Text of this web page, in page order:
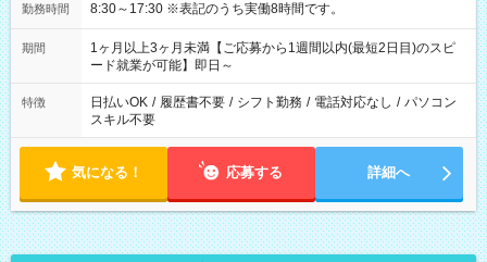
勤務時間 8:30～17:30 ※表記のうち実働8時間です。
期間
1ヶ月以上3ヶ月未満【ご応募から1週間以内(最短2日目)のスピ
ード就業が可能】即日～
特徴 日払いOK / 履歴書不要 / シフト勤務 / 電話対応なし / パソコン
スキル不要
気になる！ 応募する 詳細へ